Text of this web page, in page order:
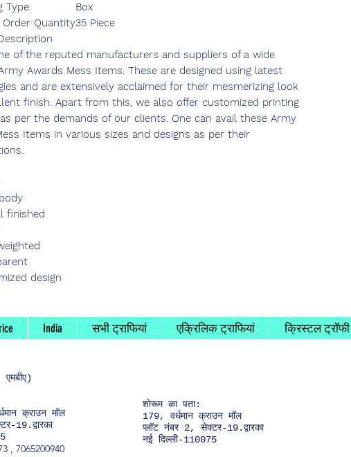
Type
Box
Order Quantity35 Piece
of the reputed manufacturers and suppliers of a wide
Awards Mess Items. These are designed using latest
and are extensively acclaimed for their mesmerizing look
finish. Apart from this, we also offer customized printing
per the demands of our clients. One can avail these Army
Items in various sizes and designs as per their
finished
design
India सभी ट्राफियां एक्रिलिक ट्राफियां क्रिस्टल ट्रॉफी
क्राउन मॉल
19.द्वारका
, 7065200940
शोरूम का पता:
179, वर्धमान क्राउन मॉल
प्लॉट नंबर 2, सेक्टर-19.द्वारका
नई दिल्ली-110075